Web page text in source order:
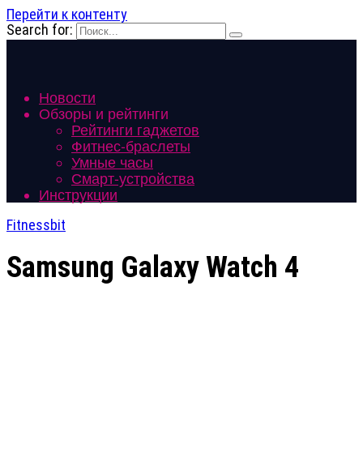
Перейти к контенту
Search for:
Новости
Обзоры и рейтинги
Рейтинги гаджетов
Фитнес-браслеты
Умные часы
Смарт-устройства
Инструкции
Fitnessbit
Samsung Galaxy Watch 4